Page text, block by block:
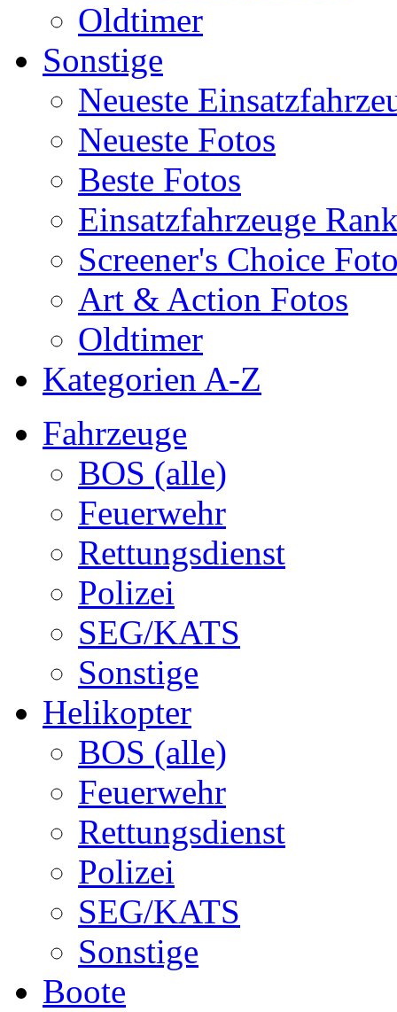
Oldtimer
Sonstige
Neueste
Neueste Fotos
Beste Fotos
Einsatzfahrzeuge
Screener's Choice
Art & Action Fotos
Oldtimer
Kategorien A-Z
Fahrzeuge
BOS (alle)
Feuerwehr
Rettungsdienst
Polizei
SEG/KATS
Sonstige
Helikopter
BOS (alle)
Feuerwehr
Rettungsdienst
Polizei
SEG/KATS
Sonstige
Boote